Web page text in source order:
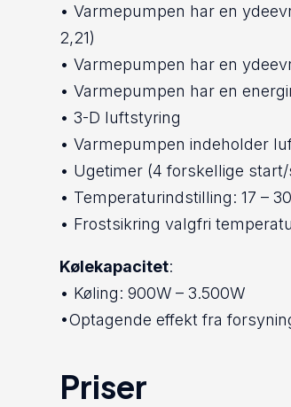
• Varmepumpen har en
2,21)
• Varmepumpen har en
• Varmepumpen har en
• 3-D luftstyring
• Varmepumpen indeholder
• Ugetimer (4 forskellige
• Temperaturindstilling: 17 –
• Frostsikring valgfri
Kølekapacitet:
• Køling: 900W – 3.500W
•Optagende effekt fra
Priser